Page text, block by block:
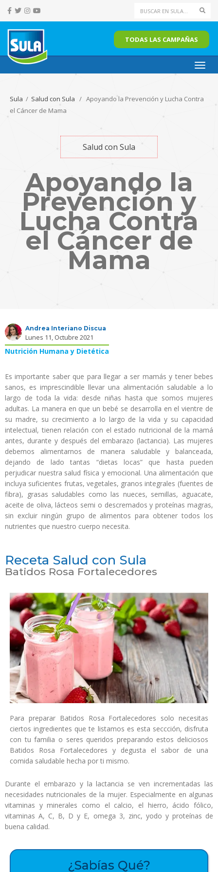
TODAS LAS CAMPAÑAS
Sula / Salud con Sula / Apoyando la Prevención y Lucha Contra
el Cáncer de Mama
Salud con Sula
Apoyando la
Prevención y
Lucha Contra
el Cáncer de
Mama
Andrea Interiano Discua
Lunes 11, Octubre 2021
Nutrición Humana y Dietética
Es importante saber que para llegar a ser mamás y tener bebes
sanos, es imprescindible llevar una alimentación saludable a lo
largo de toda la vida: desde niñas hasta que somos mujeres
adultas. La manera en que un bebé se desarrolla en el vientre de
su madre, su crecimiento a lo largo de la vida y su capacidad
intelectual, tienen relación con el estado nutricional de la mamá
antes, durante y después del embarazo (lactancia). Las mujeres
debemos alimentarnos de manera saludable y balanceada,
dejando de lado tantas “dietas locas” que hasta pueden
perjudicar nuestra salud física y emocional. Una alimentación que
incluya suficientes frutas, vegetales, granos integrales (fuentes de
fibra), grasas saludables como las nueces, semillas, aguacate,
aceite de oliva, lácteos semi o descremados y proteínas magras,
sin excluir ningún grupo de alimentos para obtener todos los
nutrientes que nuestro cuerpo necesita.
Receta Salud con Sula
Batidos Rosa Fortalecedores
Para preparar Batidos Rosa Fortalecedores solo necesitas
ciertos ingredientes que te listamos es esta seccción, disfruta
con tu familia o seres queridos preparando estos deliciosos
Batidos Rosa Fortalecedores y degusta el sabor de una
comida saludable hecha por ti mismo.
Durante el embarazo y la lactancia se ven incrementadas las
necesidades nutricionales de la mujer. Especialmente en algunas
vitaminas y minerales como el calcio, el hierro, ácido fólico,
vitaminas A, C, B, D y E, omega 3, zinc, yodo y proteínas de
buena calidad.
¿Sabías Qué?